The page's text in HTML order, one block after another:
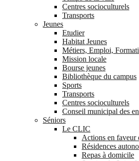
Centres socioculturels
Transports
Jeunes
Etudier
Habitat Jeunes
Métiers, Emploi,
Mission locale
Bourse jeunes
Bibliothèque du campus
Sports
Transports
Centres socioculturels
Conseil municipal des
Séniors
Le CLIC
Actions en faveur
Résidences
Repas à domicile